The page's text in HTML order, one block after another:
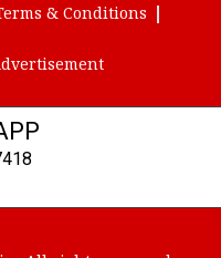
& Conditions